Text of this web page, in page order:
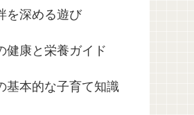
を深める遊び
健康と栄養ガイド
基本的な子育て知識